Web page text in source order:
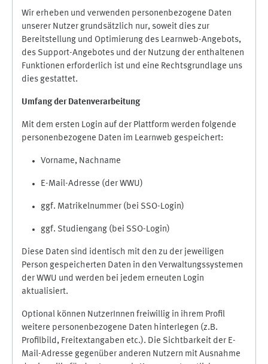
Wir erheben und verwenden personenbezogene Daten
unserer Nutzer grundsätzlich nur, soweit dies zur
Bereitstellung und Optimierung des Learnweb-Angebots,
des Support-Angebotes und der Nutzung der enthaltenen
Funktionen erforderlich ist und eine Rechtsgrundlage uns
dies gestattet.
Umfang der Datenverarbeitung
Mit dem ersten Login auf der Plattform werden folgende
personenbezogene Daten im Learnweb gespeichert:
Vorname, Nachname
E-Mail-Adresse (der WWU)
ggf. Matrikelnummer (bei SSO-Login)
ggf. Studiengang (bei SSO-Login)
Diese Daten sind identisch mit den zu der jeweiligen
Person gespeicherten Daten in den Verwaltungssystemen
der WWU und werden bei jedem erneuten Login
aktualisiert.
Optional können NutzerInnen freiwillig in ihrem Profil
weitere personenbezogene Daten hinterlegen (z.B.
Profilbild, Freitextangaben etc.). Die Sichtbarkeit der E-
Mail-Adresse gegenüber anderen Nutzern mit Ausnahme